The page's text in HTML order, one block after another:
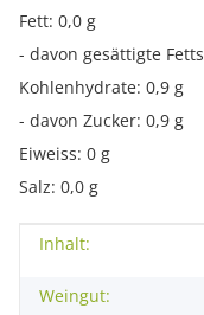
Fett: 0,0 g
- davon gesättigte
Kohlenhydrate: 0,9 g
- davon Zucker: 0,9 g
Eiweiss: 0 g
Salz: 0,0 g
Produkteigenschaft
Wert
Inhalt:
Weingut: